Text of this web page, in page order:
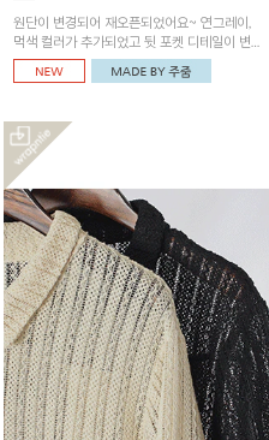
원단이 변경되어 재오픈되었어요~ 연그레이,
먹색 컬러가 추가되었고 뒷 포켓 디테일이 변
경되었습니다~가볍고 시원하게 착용되는 배
기통팬츠! 허리밴딩과 여유로운 통으로 편안해